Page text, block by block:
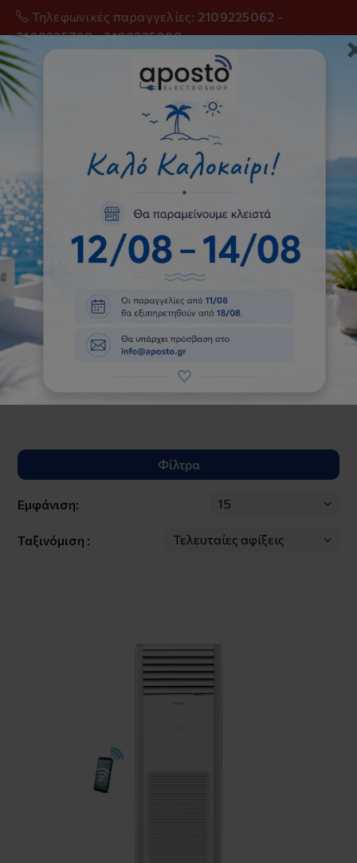
Τηλεφωνικές παραγγελίες: 2109225062 -
2109225798-2109225098
Κλιματιστικά Ντουλάπες
Αρχική Κλιματισμός
Όλα τα κλιματιστικά μηχανήματα διαθέτουν
κάθε εταιρείας
Στις τιμές δεν περιλαμβάνεται η εγκατάσταση.
Φίλτρα
Εμφάνιση:
Ταξινόμιση :